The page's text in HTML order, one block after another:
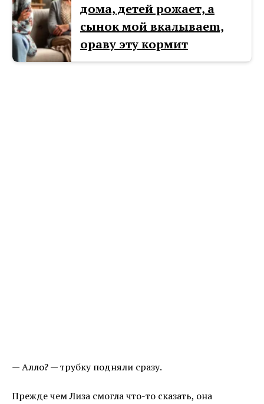
дома, детей рожает, а
сынок мой вкалываеm,
ораву эту кормит
— Алло? — трубку подняли сразу.
Прежде чем Лиза смогла что-то сказать, она